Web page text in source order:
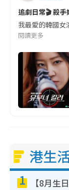
追劇日常🎬 殺
我最愛的韓國
閱讀更多
港生
1